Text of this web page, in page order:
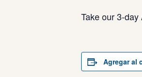
Take our 3-
Agregar al